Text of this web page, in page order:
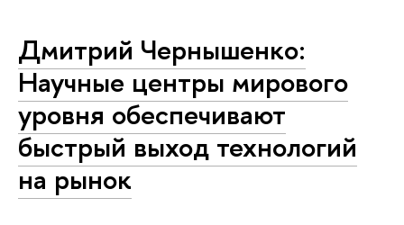
Дмитрий Чернышенко:
Научные центры мирового
уровня обеспечивают
быстрый выход технологий
на рынок